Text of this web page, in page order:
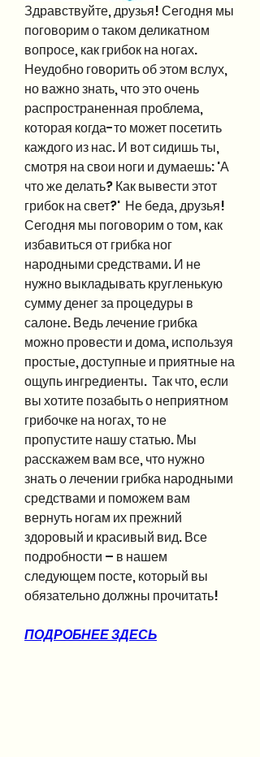
Здравствуйте, друзья! Сегодня мы
поговорим о таком деликатном
вопросе, как грибок на ногах.
Неудобно говорить об этом вслух,
но важно знать, что это очень
распространенная проблема,
которая когда-то может посетить
каждого из нас. И вот сидишь ты,
смотря на свои ноги и думаешь: 'А
что же делать? Как вывести этот
грибок на свет?'  Не беда, друзья!
Сегодня мы поговорим о том, как
избавиться от грибка ног
народными средствами. И не
нужно выкладывать кругленькую
сумму денег за процедуры в
салоне. Ведь лечение грибка
можно провести и дома, используя
простые, доступные и приятные на
ощупь ингредиенты.  Так что, если
вы хотите позабыть о неприятном
грибочке на ногах, то не
пропустите нашу статью. Мы
расскажем вам все, что нужно
знать о лечении грибка народными
средствами и поможем вам
вернуть ногам их прежний
здоровый и красивый вид. Все
подробности – в нашем
следующем посте, который вы
обязательно должны прочитать!
ПОДРОБНЕЕ ЗДЕСЬ